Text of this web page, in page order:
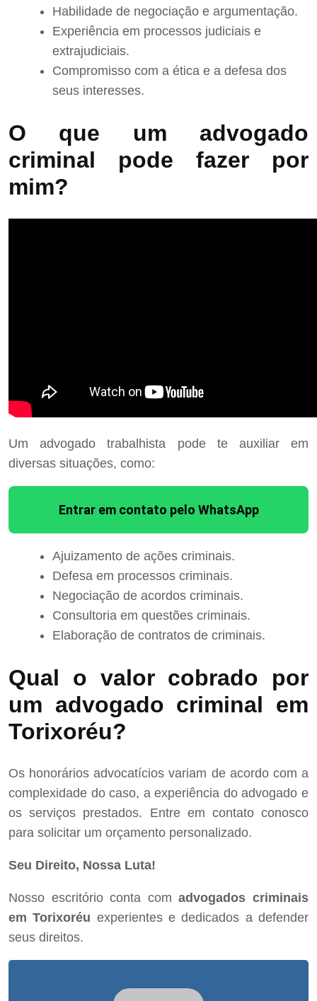
Habilidade de negociação e argumentação.
Experiência em processos judiciais e
extrajudiciais.
Compromisso com a ética e a defesa dos
seus interesses.
O que um advogado
criminal pode fazer por
mim?
Um advogado trabalhista pode te auxiliar em
diversas situações, como:
Entrar em contato pelo WhatsApp
Ajuizamento de ações criminais.
Defesa em processos criminais.
Negociação de acordos criminais.
Consultoria em questões criminais.
Elaboração de contratos de criminais.
Qual o valor cobrado por
um advogado criminal em
Torixoréu?
Os honorários advocatícios variam de acordo com a
complexidade do caso, a experiência do advogado e
os serviços prestados. Entre em contato conosco
para solicitar um orçamento personalizado.
Seu Direito, Nossa Luta!
Nosso escritório conta comadvogados criminais
em Torixoréu experientes e dedicados a defender
seus direitos.